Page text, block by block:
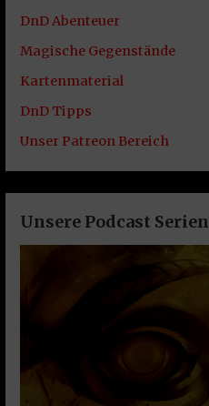
DnD Abenteuer
Magische Gegenstände
Kartenmaterial
DnD Tipps
Unser Patreon Bereich
Unsere Podcast Serien